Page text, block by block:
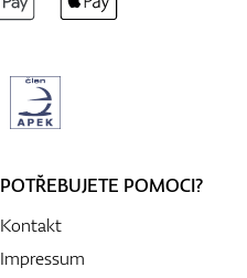
POTŘEBUJETE POMOCI?
Kontakt
Impressum